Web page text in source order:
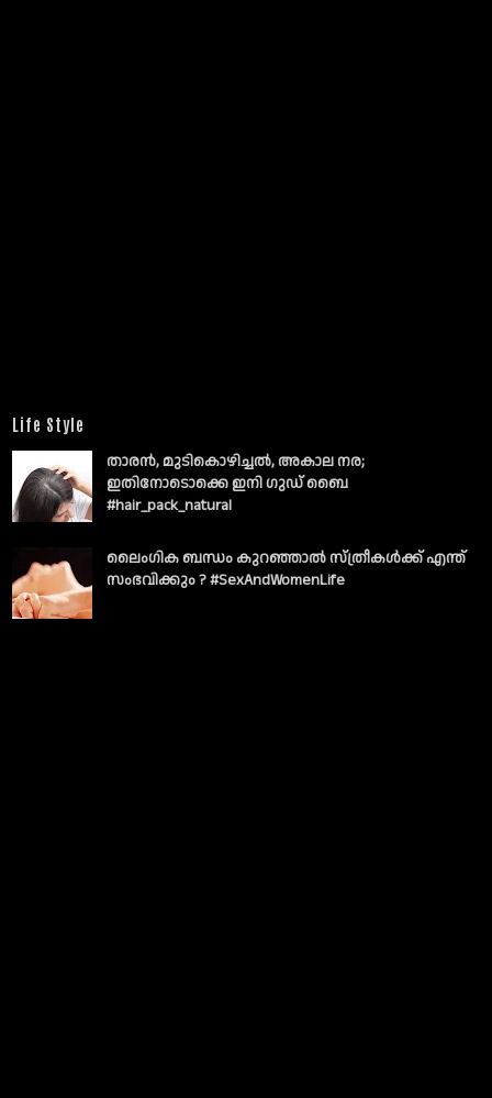
Life Style
താരൻ, മുടികൊഴിച്ചൽ, അകാല നര;
ഇതിനോടൊക്കെ ഇനി ഗുഡ് ബൈ
#hair_pack_natural
ലൈംഗിക ബന്ധം കുറഞ്ഞാല്‍ സ്ത്രീകള്‍ക്ക് എന്ത്
സംഭവിക്കും ? #SexAndWomenLife